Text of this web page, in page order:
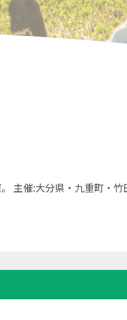
主催:大分県・九重町・